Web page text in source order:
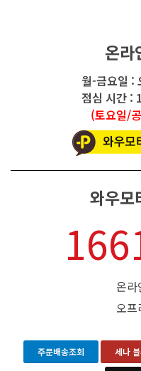
온라
월-금요일 :
점심 시간 :
(토요일/
와우모
온라
오프
주문배송조회 세나